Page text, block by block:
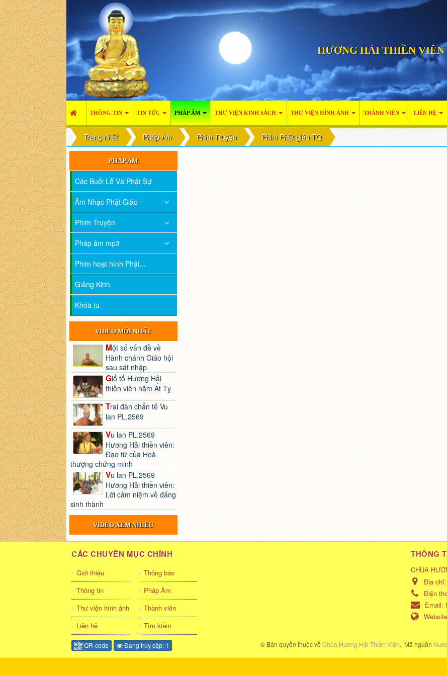
HƯƠNG HẢI THIỀN VIÊN
THÔNG TIN TIN TỨC PHÁP ÂM THƯ VIỆN KINH SÁCH THƯ VIỆN HÌNH ẢNH THÀNH VIÊN LIÊN HỆ
Trang nhất Pháp Âm Phim Truyện Phim Phật giáo TQ
PHÁP ÂM
Các Buổi Lễ Và Phật Sự
Âm Nhạc Phật Giáo
Phim Truyện
Pháp âm mp3
Phim hoạt hình Phật...
Giảng Kinh
Khóa tu
VIDEO MỚI NHẤT
Một số vấn đề về
Hành chánh Giáo hội
sau sát nhập
Giổ tổ Hương Hải
thiền viên năm Ất Tỵ
Trai đàn chẩn tế Vu
lan PL.2569
Vu lan PL.2569
Hương Hải thiền viên:
Đạo từ của Hoà
thượng chứng minh
Vu lan PL.2569
Hương Hải thiền viên:
Lời cảm niệm về đấng
sinh thành
VIDEO XEM NHIỀU
CÁC CHUYÊN MỤC CHÍNH
Giới thiệu
Thông báo
Thông tin
Pháp Âm
Thư viện hình ảnh
Thành viên
Liên hệ
Tìm kiếm
THÔNG
CHÙA
Địa chỉ:
Điện
Email:
QR-code Đang truy cập: 1 © Bản quyền thuộc về Chùa Hương Hải Thiền Viên. Mã nguồn